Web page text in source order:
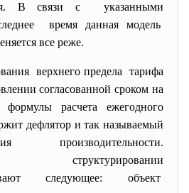
В связи с указанными
время данная модель
все реже.
верхнего предела тарифа
согласованной сроком на
расчета ежегодного
дефлятор и так называемый
производительности.
следующее: объект